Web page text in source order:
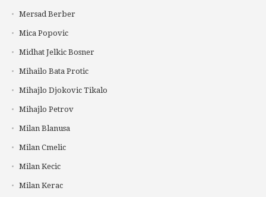
Mersad Berber
Mica Popovic
Midhat Jelkic Bosner
Mihailo Bata Protic
Mihajlo Djokovic Tikalo
Mihajlo Petrov
Milan Blanusa
Milan Cmelic
Milan Kecic
Milan Kerac